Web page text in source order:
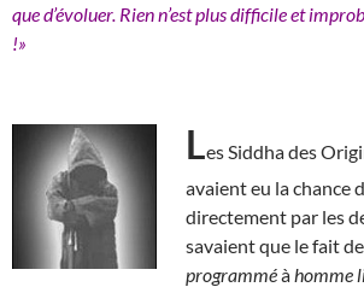
que d’évoluer. Rien n’est plus difficile et
!»
Les Siddha des
avaient eu la chance
directement par les
savaient que le fait de
programméà homme